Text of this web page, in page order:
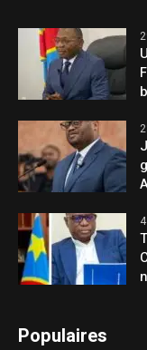
Populaires